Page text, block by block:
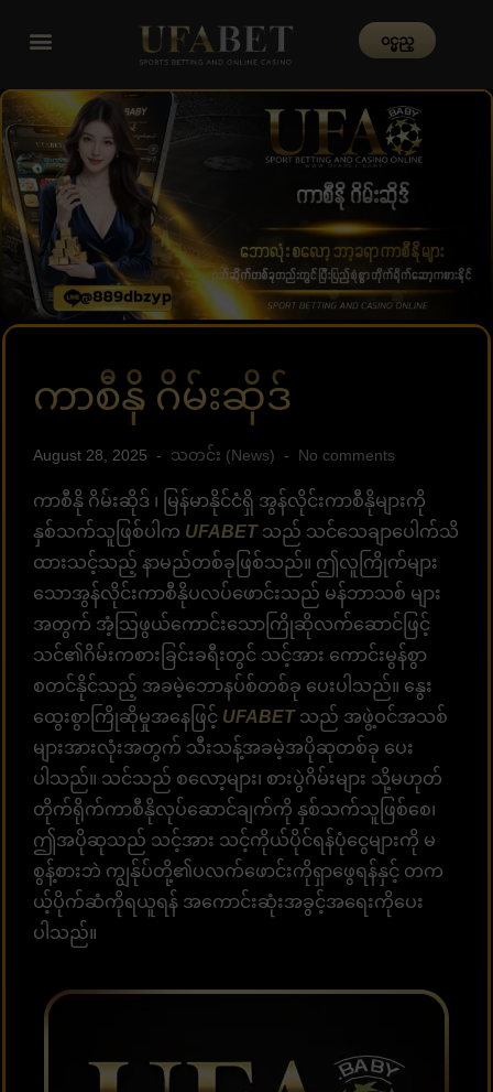
၀င္မည္
ကာစီနို ဂိမ်းဆိုဒ်
August 28, 2025 သတင်း (News) No comments
ကာစီနို ဂိမ်းဆိုဒ် ၊ မြန်မာနိုင်ငံရှိ အွန်လိုင်းကာစီနိုများကို
နှစ်သက်သူဖြစ်ပါက UFABETသည် သင်သေချာပေါက်သိ
ထားသင့်သည့် နာမည်တစ်ခုဖြစ်သည်။ ဤလူကြိုက်များ
သောအွန်လိုင်းကာစီနိုပလပ်ဖောင်းသည် မန်ဘာသစ် များ
အတွက် အံ့သြဖွယ်ကောင်းသောကြိုဆိုလက်ဆောင်ဖြင့်
သင်၏ဂိမ်းကစားခြင်းခရီးတွင် သင့်အား ကောင်းမွန်စွာ
စတင်နိုင်သည့် အခမဲ့ဘောနပ်စ်တစ်ခု ပေးပါသည်။ နွေး
ထွေးစွာကြိုဆိုမှုအနေဖြင့် UFABETသည် အဖွဲ့ဝင်အသစ်
များအားလုံးအတွက် သီးသန့်အခမဲ့အပိုဆုတစ်ခု ပေး
ပါသည်။ သင်သည် စလော့များ၊ စားပွဲဂိမ်းများ သို့မဟုတ်
တိုက်ရိုက်ကာစီနိုလုပ်ဆောင်ချက်ကို နှစ်သက်သူဖြစ်စေ၊
ဤအပိုဆုသည် သင့်အား သင့်ကိုယ်ပိုင်ရန်ပုံငွေများကို မ
စွန့်စားဘဲ ကျွန်ုပ်တို့၏ပလက်ဖောင်းကိုရှာဖွေရန်နှင့် တက
ယ့်ပိုက်ဆံကိုရယူရန် အကောင်းဆုံးအခွင့်အရေးကိုပေး
ပါသည်။